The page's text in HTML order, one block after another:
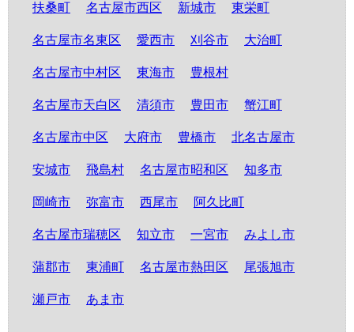
扶桑町 名古屋市西区 新城市 東栄町
名古屋市名東区 愛西市 刈谷市 大治町
名古屋市中村区 東海市 豊根村
名古屋市天白区 清須市 豊田市 蟹江町
名古屋市中区 大府市 豊橋市 北名古屋市
安城市 飛島村 名古屋市昭和区 知多市
岡崎市 弥富市 西尾市 阿久比町
名古屋市瑞穂区 知立市 一宮市 みよし市
蒲郡市 東浦町 名古屋市熱田区 尾張旭市
瀬戸市 あま市